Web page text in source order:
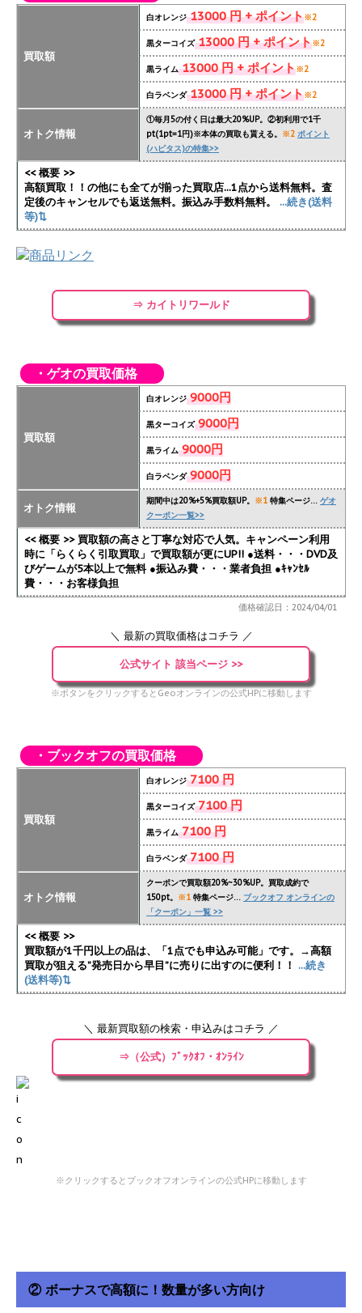
買取額
白オレンジ13000 円 + ポイント※2
黒ターコイズ13000 円 + ポイント※2
黒ライム13000 円 + ポイント※2
白ラベンダ13000 円 + ポイント※2
オトク情報
①毎月5の付く日は最大20%UP。②初利用で1千
pt(1pt=1円)※本体の買取も貰える。 ※2 ポイント
(ハピタス)の特集>>
<< 概要 >>
高額買取！！の他にも全てが揃った買取店...1点から送料無料。査
定後のキャンセルでも返送無料。振込み手数料無料。
...続き(送料
等)⇅
⇒ カイトリワールド
・ゲオの買取価格
買取額
白オレンジ9000円
黒ターコイズ9000円
黒ライム9000円
白ラベンダ9000円
オトク情報
期間中は20%+5%買取額UP。 ※1 特集ページ… ゲオ
クーポン一覧>>
<< 概要 >> 買取額の高さと丁寧な対応で人気。キャンペーン利用
時に「らくらく引取買取」で買取額が更にUP!! ●送料・・・DVD及
びゲームが5本以上で無料 ●振込み費・・・業者負担 ●ｷｬﾝｾﾙ
費・・・お客様負担
価格確認日：2024/04/01
＼ 最新の買取価格はコチラ ／
公式サイト 該当ページ >>
※ボタンをクリックするとGeoオンラインの公式HPに移動します
・ブックオフの買取価格
買取額
白オレンジ7100 円
黒ターコイズ7100 円
黒ライム7100 円
白ラベンダ7100 円
オトク情報
クーポンで買取額20%~30%UP。買取成約で
150pt。 ※1 特集ページ… ブックオフ オンラインの
「クーポン」一覧 >>
<< 概要 >>
買取額が1千円以上の品は、「1点でも申込み可能」です。→高額
買取が狙える”発売日から早目”に売りに出すのに便利！！ ...続き
(送料等)⇅
＼ 最新買取額の検索・申込みはコチラ ／
⇒（公式）ﾌﾞｯｸｵﾌ・ｵﾝﾗｲﾝ
※クリックするとブックオフオンラインの公式HPに移動します
② ボーナスで高額に！数量が多い方向け